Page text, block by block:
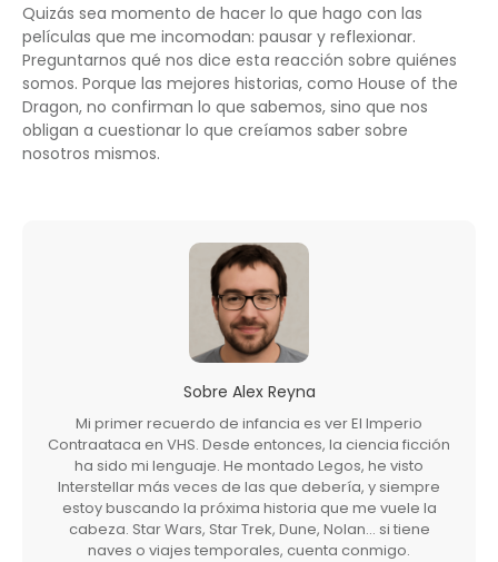
Quizás sea momento de hacer lo que hago con las
películas que me incomodan: pausar y reflexionar.
Preguntarnos qué nos dice esta reacción sobre quiénes
somos. Porque las mejores historias, como House of the
Dragon, no confirman lo que sabemos, sino que nos
obligan a cuestionar lo que creíamos saber sobre
nosotros mismos.
Sobre Alex Reyna
Mi primer recuerdo de infancia es ver El Imperio
Contraataca en VHS. Desde entonces, la ciencia ficción
ha sido mi lenguaje. He montado Legos, he visto
Interstellar más veces de las que debería, y siempre
estoy buscando la próxima historia que me vuele la
cabeza. Star Wars, Star Trek, Dune, Nolan… si tiene
naves o viajes temporales, cuenta conmigo.